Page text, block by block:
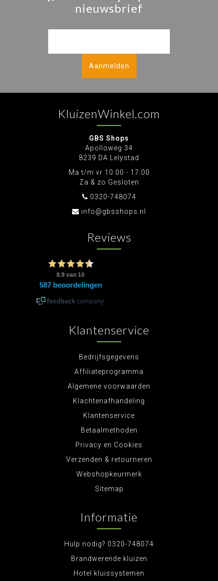
nieuwsbrief
Aanmelden
KluizenWinkel.com
GBS Shops
Apolloweg 34
8239 DA Lelystad
Ma t/m vr 10:00 - 17:00
Za & zo Gesloten
0320-748074
info@gbsshops.nl
Reviews
Klantenservice
Bedrijfsgegevens
Affiliateprogramma
Algemene voorwaarden
Klachtenafhandeling
Klantenservice
Betaalmethoden
Privacy en Cookies
Verzenden & retourneren
Webshopkeurmerk
Sitemap
Informatie
Hulp nodig? 0320-748074
Brandwerende kluizen
Hotel kluissystemen